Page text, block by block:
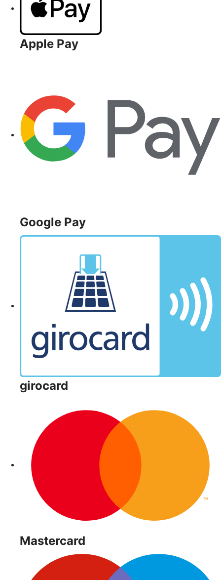
Apple Pay
Google Pay
girocard
Mastercard